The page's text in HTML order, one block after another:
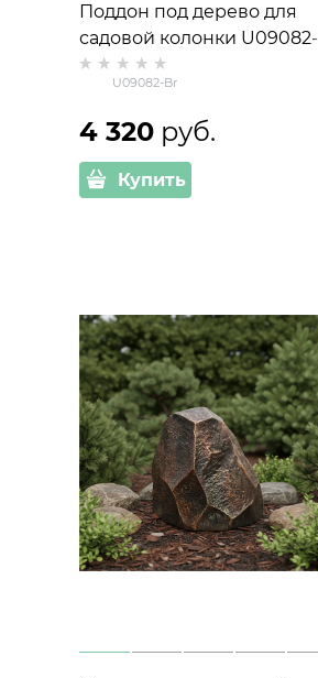
Поддон под дерево для
садовой колонки U09082-
Br
U09082-Br
4 320 руб.
Купить